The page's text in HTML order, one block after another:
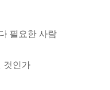
필요한 사람
것인가